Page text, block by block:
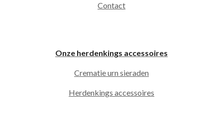
Contact
Onze herdenkings accessoires
Crematie urn sieraden
Herdenkings accessoires